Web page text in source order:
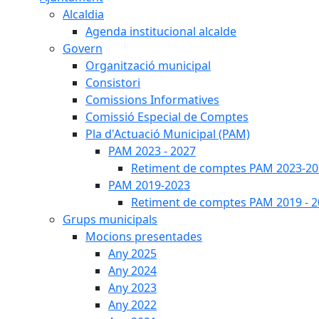
Alcaldia
Agenda institucional alcalde
Govern
Organització municipal
Consistori
Comissions Informatives
Comissió Especial de Comptes
Pla d'Actuació Municipal (PAM)
PAM 2023 - 2027
Retiment de comptes PAM 2023-
PAM 2019-2023
Retiment de comptes PAM 2019 -
Grups municipals
Mocions presentades
Any 2025
Any 2024
Any 2023
Any 2022